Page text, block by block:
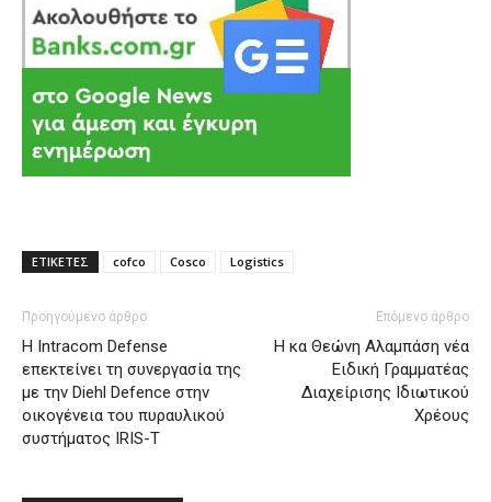
ΕΤΙΚΕΤΕΣ cofco Cosco Logistics
Προηγούμενο άρθρο
Η Intracom Defense
επεκτείνει τη συνεργασία της
με την Diehl Defence στην
οικογένεια του πυραυλικού
συστήματος IRIS-T
Επόμενο άρθρο
H κα Θεώνη Αλαμπάση νέα
Ειδική Γραμματέας
Διαχείρισης Ιδιωτικού
Χρέους